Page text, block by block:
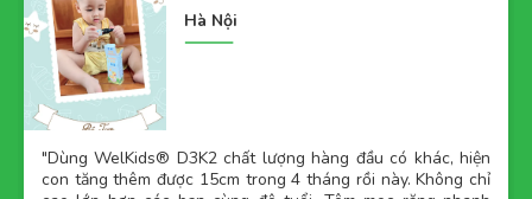
Hà Nội
"Dùng WelKids® D3K2 chất lượng hàng đầu có khác, hiện
con tăng thêm được 15cm trong 4 tháng rồi này. Không chỉ